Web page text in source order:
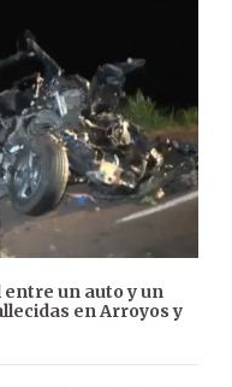
un auto y un
en Arroyos y